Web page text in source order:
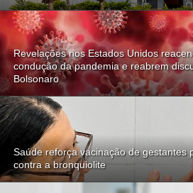
Revelações nos Estados Unidos
condução da pandemia e reabrem
Bolsonaro
Saúde reforça vacinação de gestantes
contra a bronquiolite